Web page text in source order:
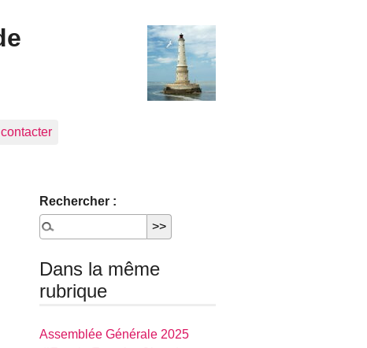
Rechercher :
Dans la même
rubrique
Assemblée Générale 2025